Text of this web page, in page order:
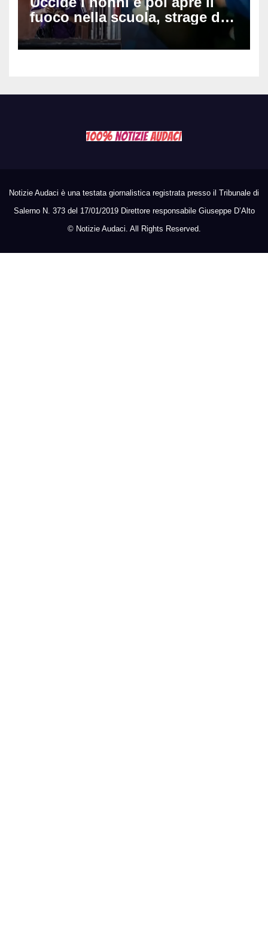
fuoco nella scuola, strage di
insegnanti: il possibile
movente dietro il massacro in
Notizie Audaci è una testata giornalistica registrata presso il Tribunale di
Salerno N. 373 del 17/01/2019 Direttore responsabile Giuseppe D’Alto
© Notizie Audaci. All Rights Reserved.